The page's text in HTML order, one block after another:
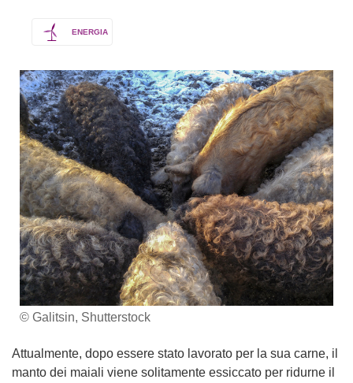
ENERGIA
© Galitsin, Shutterstock
Attualmente, dopo essere stato lavorato per la sua carne, il
manto dei maiali viene solitamente essiccato per ridurne il